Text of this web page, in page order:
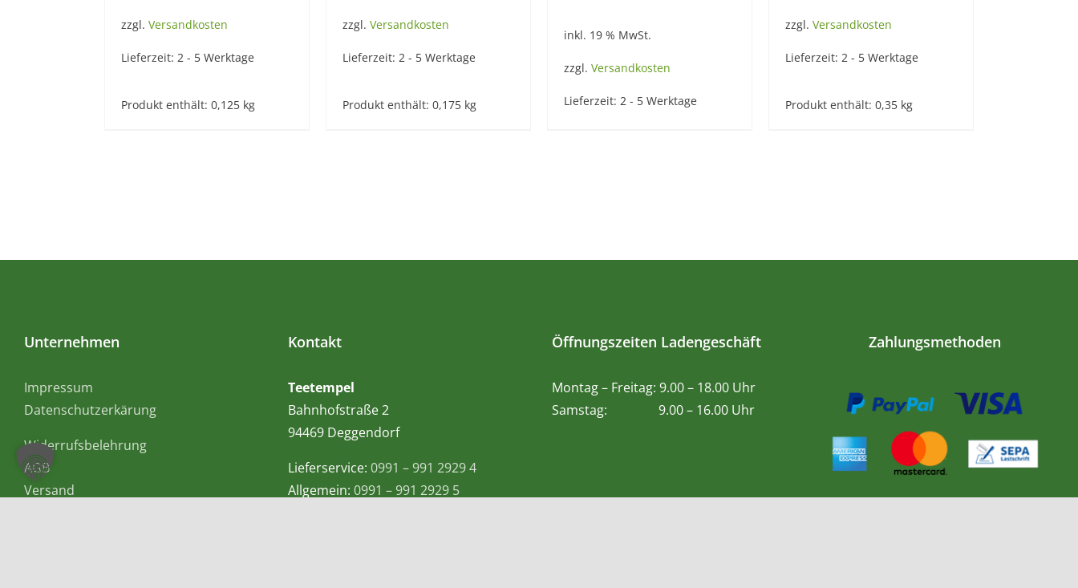
zzgl. Versandkosten
Lieferzeit: 2 - 5 Werktage
Produkt enthält: 0,125 kg
zzgl. Versandkosten
Lieferzeit: 2 - 5 Werktage
Produkt enthält: 0,175 kg
inkl. 19 % MwSt.
zzgl. Versandkosten
Lieferzeit: 2 - 5 Werktage
zzgl. Versandkosten
Lieferzeit: 2 - 5 Werktage
Produkt enthält: 0,35 kg
Unternehmen
Impressum
Datenschutzerkärung
Widerrufsbelehrung
AGB
Versand
Kontakt
Teetempel
Bahnhofstraße 2
94469 Deggendorf
Lieferservice: 0991 – 991 2929 4
Allgemein: 0991 – 991 2929 5
Öffnungszeiten Ladengeschäft
Montag – Freitag: 9.00 – 18.00 Uhr
Samstag: 9.00 – 16.00 Uhr
Zahlungsmethoden